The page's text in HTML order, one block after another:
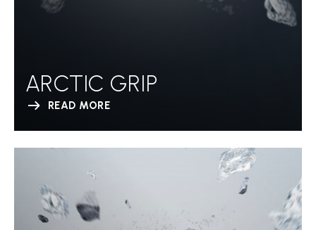
ARCTIC GRIP
READ MORE